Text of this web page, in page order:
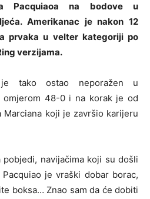
Pacquiaoa na bodove u
Amerikanac je nakon 12
prvaka u velter kategoriji po
verzijama.
tako ostao neporažen u
omjerom 48-0 i na korak je od
Marciana koji je završio karijeru
pobjedi, navijačima koji su došli
je vraški dobar borac,
boksa… Znao sam da će dobiti